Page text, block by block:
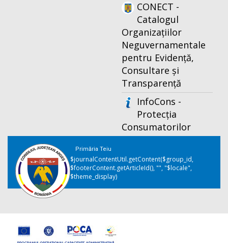
CONECT -
Catalogul
Organizațiilor
Neguvernamentale
pentru Evidență,
Consultare și
Transparență
InfoCons -
Protecția
Consumatorilor
Primăria Teiu
$journalContentUtil.getContent($group_id,
$footerContent.getArticleId(), "", "$locale",
$theme_display)